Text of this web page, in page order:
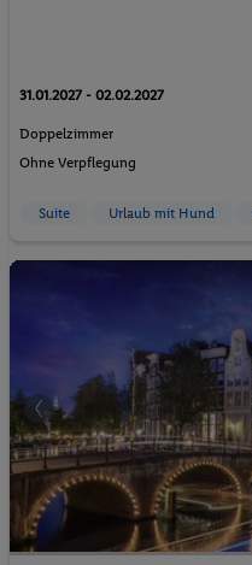
31.01.2027 - 02.02.2027
Doppelzimmer
Ohne Verpflegung
Suite Urlaub mit Hund